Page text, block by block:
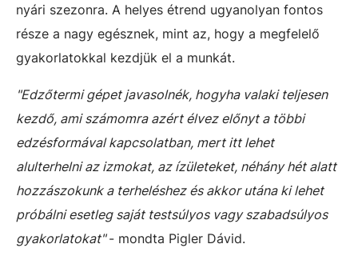
nyári szezonra. A helyes étrend ugyanolyan fontos
része a nagy egésznek, mint az, hogy a megfelelő
gyakorlatokkal kezdjük el a munkát.
"Edzőtermi gépet javasolnék, hogyha valaki teljesen
kezdő, ami számomra azért élvez előnyt a többi
edzésformával kapcsolatban, mert itt lehet
alulterhelni az izmokat, az ízületeket, néhány hét alatt
hozzászokunk a terheléshez és akkor utána ki lehet
próbálni esetleg saját testsúlyos vagy szabadsúlyos
gyakorlatokat"- mondta Pigler Dávid.